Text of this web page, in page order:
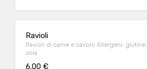
Ravioli
Ravioli di carne e cavolo Allergeni: glutine,
soia
6.00 €